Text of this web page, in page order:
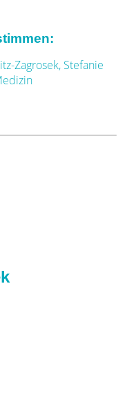
Zagrosek, Stefanie